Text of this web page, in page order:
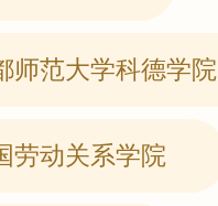
师范大学科德学院
劳动关系学院